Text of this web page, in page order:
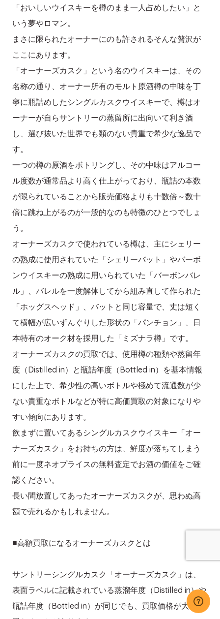
「おいしいウイスキーを樽のまま一人占めしたい」と
いう夢やロマン。
まさに限られたオーナーにのも許されるそんな贅沢が
ここにあります。
「オーナーズカスク」という名のウイスキーは、その
名称の通り、オーナー所有のモルト原酒樽の中味を丁
寧に瓶詰めしたシングルカスクウイスキーで、樽はオ
ーナーが自らサントリーの蒸留所に出向いて利き酒
し、選び抜いた世界でも類のない貴重で希少な逸品で
す。
一つの樽の原酒をボトリングし、その中味はアルコー
ル度数が通常品より高く仕上がっており、瓶詰の本数
が限られていることから販売価格よりも十数倍～数十
倍に跳ね上がるのが一般的なのも特徴のひとつでしょ
う。
オーナーズカスクで使われている樽は、主にシェリー
の熟成に使用されていた「シェリーバット」やバーボ
ンウイスキーの熟成に用いられていた「バーボンバレ
ル」、バレルを一度解体してから組み直して作られた
「ホッグスヘッド」、バットと同じ容量で、丈は短く
て横幅が広いずんぐりした形状の「パンチョン」、日
本特有のオーク材を採用した「ミズナラ樽」です。
オーナーズカスクの買取では、使用樽の種類や蒸留年
度（Distilled in）と瓶詰年度（Bottled in）を基本情報
にした上で、希少性の高いボトルや極めて流通数が少
ない貴重なボトルなどが特に高価買取の対象になりや
すい傾向にあります。
飲まずに置いてあるシングルカスクウイスキー「オー
ナーズカスク」をお持ちの方は、鮮度が落ちてしまう
前に一度ネオプライスの無料査定でお酒の価値をご確
認ください。
長い間放置してあったオーナーズカスクが、思わぬ高
額で売れるかもしれません。
■高額買取になるオーナーズカスクとは
サントリーシングルカスク「オーナーズカスク」は、
表面ラベルに記載されている蒸溜年度（Distilled in）や
瓶詰年度（Bottled in）が同じでも、買取価格が大きく